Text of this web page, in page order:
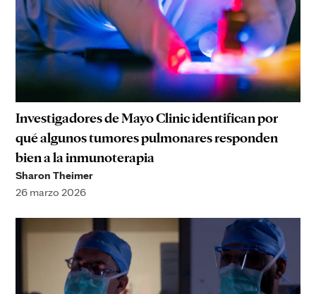
Investigadores de Mayo Clinic identifican por
qué algunos tumores pulmonares responden
bien a la inmunoterapia
Sharon Theimer
26 marzo 2026